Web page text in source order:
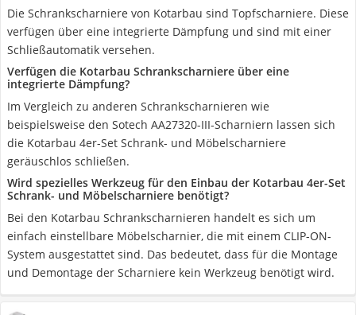
Die Schrankscharniere von Kotarbau sind Topfscharniere. Diese
verfügen über eine integrierte Dämpfung und sind mit einer
Schließautomatik versehen.
Verfügen die Kotarbau Schrankscharniere über eine
integrierte Dämpfung?
Im Vergleich zu anderen Schrankscharnieren wie
beispielsweise den Sotech AA27320-III-Scharniern lassen sich
die Kotarbau 4er-Set Schrank- und Möbelscharniere
geräuschlos schließen.
Wird spezielles Werkzeug für den Einbau der Kotarbau 4er-Set
Schrank- und Möbelscharniere benötigt?
Bei den Kotarbau Schrankscharnieren handelt es sich um
einfach einstellbare Möbelscharnier, die mit einem CLIP-ON-
System ausgestattet sind. Das bedeutet, dass für die Montage
und Demontage der Scharniere kein Werkzeug benötigt wird.